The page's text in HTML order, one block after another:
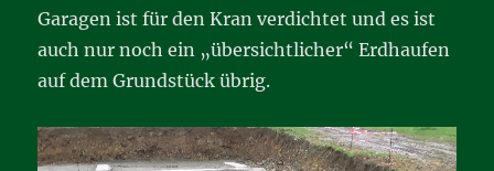
Garagen ist für den Kran verdichtet und es ist
auch nur noch ein „übersichtlicher“ Erdhaufen
auf dem Grundstück übrig.